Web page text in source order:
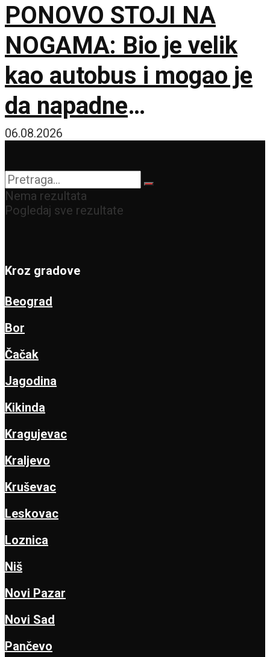
PONOVO STOJI NA
NOGAMA: Bio je velik
kao autobus i mogao je
da napadne
dinosauruse
06.08.2026
Nema rezultata
Pogledaj sve rezultate
Kroz gradove
Beograd
Bor
Čačak
Jagodina
Kikinda
Kragujevac
Kraljevo
Kruševac
Leskovac
Loznica
Niš
Novi Pazar
Novi Sad
Pančevo